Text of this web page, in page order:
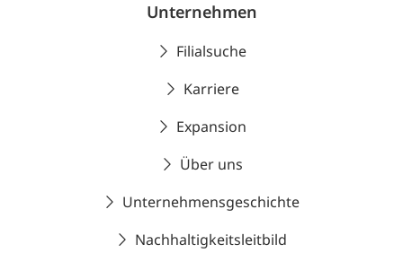
Unternehmen
Filialsuche
Karriere
Expansion
Über uns
Unternehmensgeschichte
Nachhaltigkeitsleitbild